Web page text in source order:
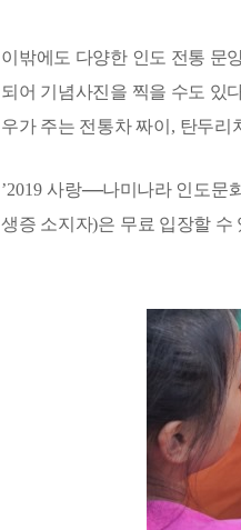
이밖에도 다양한 인도 전통 문
되어 기념사진을 찍을 수도 있
우가 주는 전통차 짜이 , 탄두리
’2019 사랑―나미나라 인도문
생증 소지자)은 무료 입장할 수